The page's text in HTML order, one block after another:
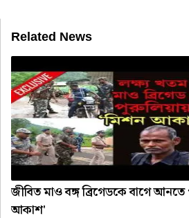
Related News
জীবিত মাও বঙ্গ ব্রিগেডকে বাগে
আকাশ'